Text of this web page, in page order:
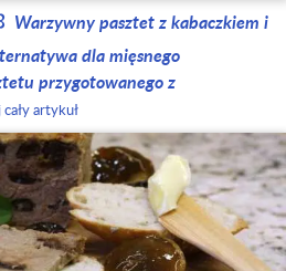
Warzywny pasztet z kabaczkiem i
dla mięsnego
przygotowanego z
artykuł